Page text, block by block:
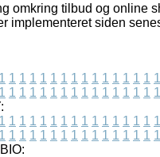
omkring tilbud og online
implementeret siden
1 1 1 1 1 1 1 1 1 1 1 1 1 1 1 1
1 1 1 1 1 1 1 1 1 1 1 1 1 1 1 1
1 1 1 1 1 1 1 1 1 1 1 1 1 1 1 1
1 1 1 1 1 1 1 1 1 1 1 1 1 1 1 1